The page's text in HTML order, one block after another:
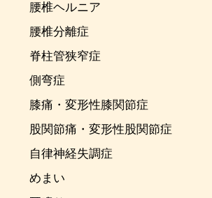
腰椎ヘルニア
腰椎分離症
脊柱管狭窄症
側弯症
膝痛・変形性膝関節症
股関節痛・変形性股関節症
自律神経失調症
めまい